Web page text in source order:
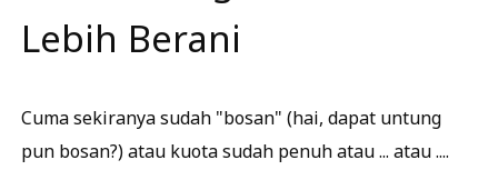
Lebih Berani
Cuma sekiranya sudah "bosan" (hai, dapat untung
pun bosan?) atau kuota sudah penuh atau ... atau ....